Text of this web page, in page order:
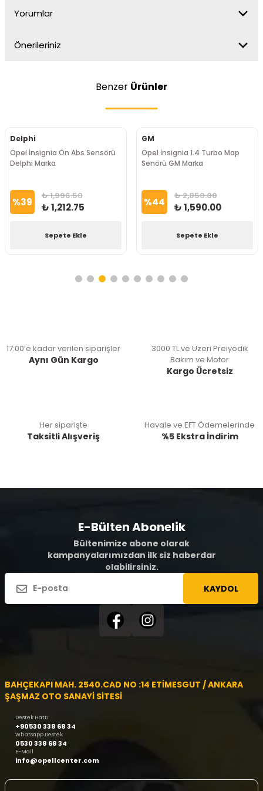
Yorumlar
Önerileriniz
Benzer Ürünler
Delphi
Opel İnsignia Ön Abs Sensörü
Delphi Marka
%39 ₺ 1,996.50
₺ 1,212.75
Sepete Ekle
GM
Opel İnsignia 1.4 Turbo Map
Senörü GM Marka
%44 ₺ 2,850.00
₺ 1,590.00
Sepete Ekle
17:00’e kadar verilen siparişler
Aynı Gün Kargo
3000 TL ve Üzeri Preiyodik
Bakım ve Motor
Kargo Ücretsiz
Her siparişte
Taksitli Alışveriş
Havale ve EFT Ödemelerinde
%5 Ekstra İndirim
E-Bülten Abonelik
Bültenimize abone olarak
kampanyalarımızdan ilk siz haberdar
olabilirsiniz.
KAYDOL
BAHÇEKAPI MAH. 2540.CAD NO :14 ETİMESGUT / ANKARA
ŞAŞMAZ OTO SANAYİ SİTESİ
Destek Hattı
+90530 338 68 34
Whatsapp Destek
0530 338 68 34
E-Mail
info@opellcenter.com